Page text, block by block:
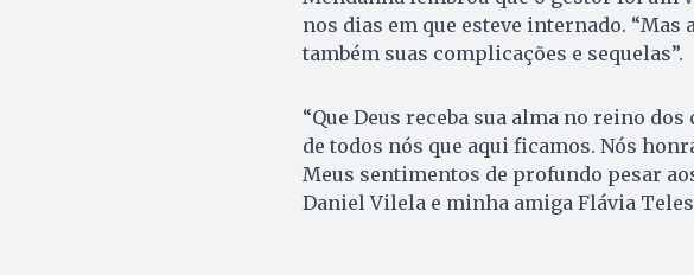
nos dias em que esteve internado. “Mas
também suas complicações e sequelas”.
“Que Deus receba sua alma no reino
de todos nós que aqui ficamos. Nós
Meus sentimentos de profundo pesar
Daniel Vilela e minha amiga Flávia